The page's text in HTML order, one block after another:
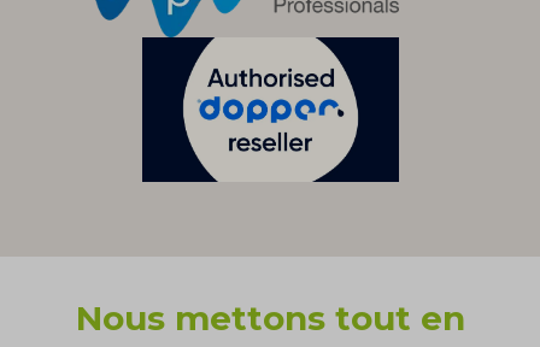
Nous mettons tout en